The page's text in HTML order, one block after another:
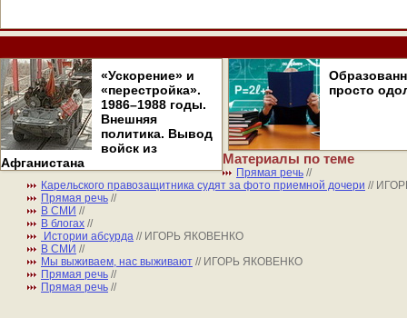
«Ускорение» и
«перестройка».
1986–1988 годы.
Внешняя
политика. Вывод
войск из
Афганистана
просто
Материалы по теме
Прямая речь //
Карельского правозащитника судят за фото приемной дочери //
Прямая речь //
В СМИ //
В блогах //
Истории абсурда // ИГОРЬ ЯКОВЕНКО
В СМИ //
Мы выживаем, нас выживают // ИГОРЬ ЯКОВЕНКО
Прямая речь //
Прямая речь //